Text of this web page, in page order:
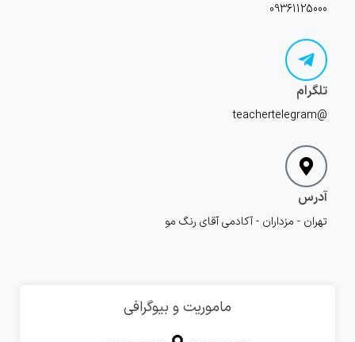
09361125000
تلگرام
@teachertelegram
آدرس
تهران - مزداران - آکادمی آقای رنگ مو
ماموریت و بیوگرافی